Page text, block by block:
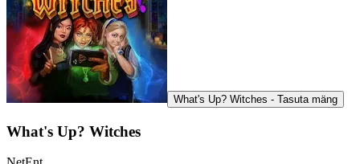
What's Up? Witches - Tasuta mäng
What's Up? Witches